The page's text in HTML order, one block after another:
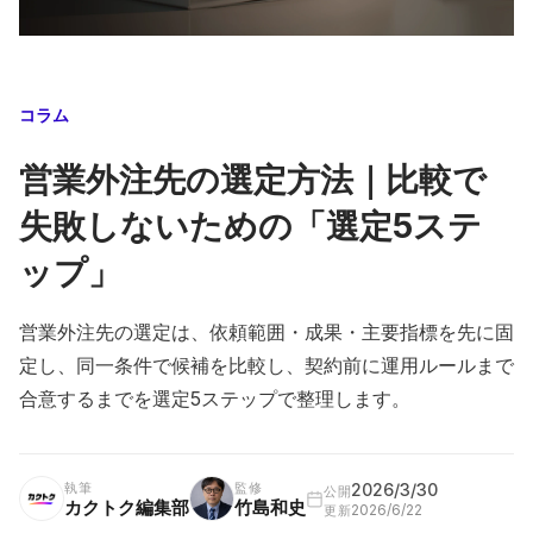
コラム
営業外注先の選定方法｜比較で
失敗しないための「選定5ステ
ップ」
営業外注先の選定は、依頼範囲・成果・主要指標を先に固
定し、同一条件で候補を比較し、契約前に運用ルールまで
合意するまでを選定5ステップで整理します。
執筆
カクトク編集部
監修
竹島和史
公開2026/3/30
更新2026/6/22